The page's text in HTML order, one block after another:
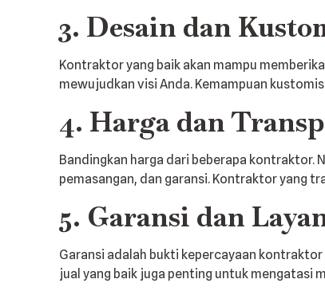
3. Desain dan
Kontraktor yang baik akan mampu
mewujudkan visi Anda. Kemampuan
4. Harga dan
Bandingkan harga dari beberapa kontraktor.
pemasangan, dan garansi. Kontraktor yang
5. Garansi dan
Garansi adalah bukti kepercayaan
jual yang baik juga penting untuk mengatasi